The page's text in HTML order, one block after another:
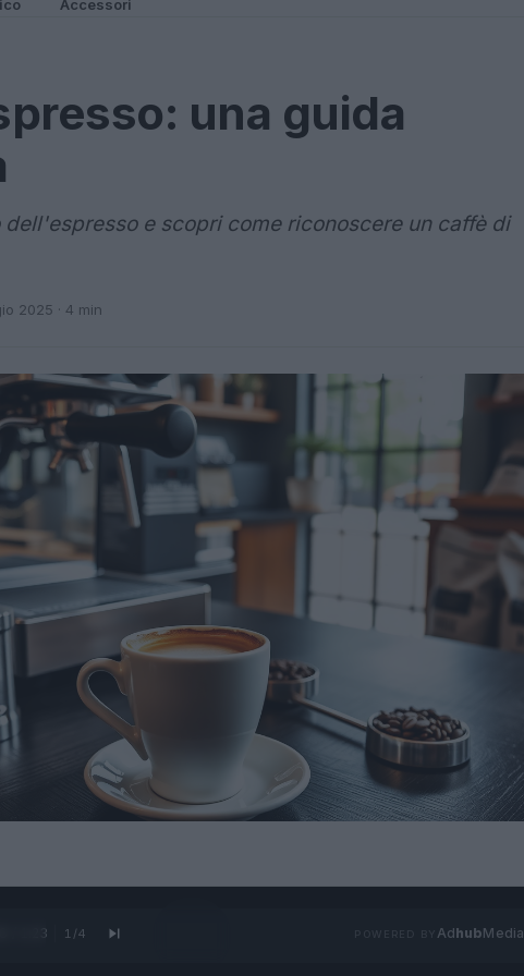
Accessori
una guida
e scopri come riconoscere un caffè di
2025 · 4 min
/ 1:23 1 /4 AdhubMedia